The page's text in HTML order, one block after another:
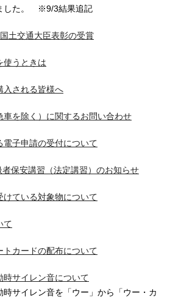
した。 ※9/3結果追記
土交通大臣表彰の受賞
使うときは
入される皆様へ
車を除く）に関するお問い合わせ
電子申請の受付について
保安講習（法定講習）のお知らせ
けている対象物について
て
トカードの配布について
時サイレン音について
サイレン音を「ウー」から「ウー・カ